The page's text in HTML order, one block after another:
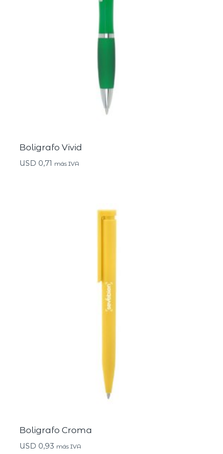
Boligrafo Vivid
USD 0,71 más IVA
Boligrafo Croma
USD 0,93 más IVA